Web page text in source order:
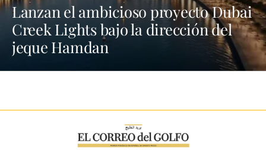
Lanzan el ambicioso proyecto Dubai
Creek Lights bajo la dirección del
jeque Hamdan